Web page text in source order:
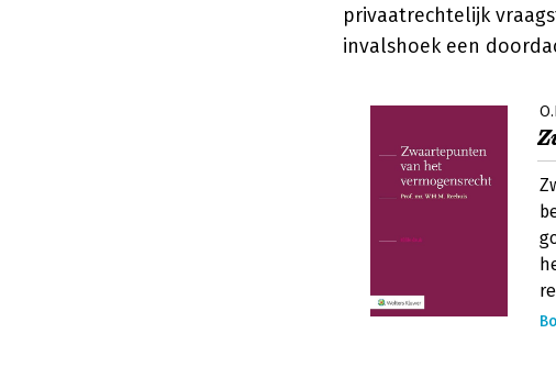
privaatrechtelijk
invalshoek een